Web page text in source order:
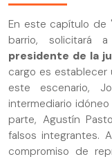
En este capítulo de
barrio, solicitará
presidente de la
cargo es establecer
este escenario,
intermediario
parte, Agustín
falsos integrantes.
compromiso de